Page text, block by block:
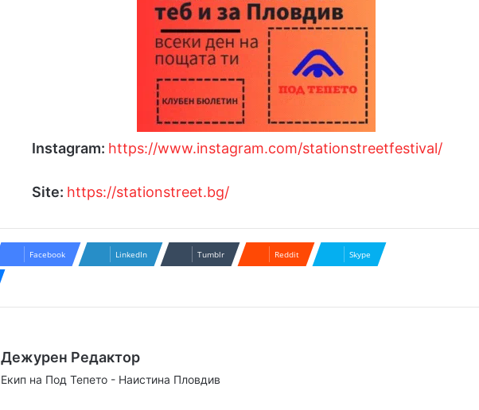
Instagram: https://www.instagram.com/stationstreetfestival/
Site: https://stationstreet.bg/
Facebook LinkedIn Tumblr Reddit Skype
Дежурен Редактор
Екип на Под Тепето - Наистина Пловдив